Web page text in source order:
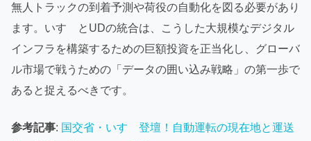
無人トラックの到着予測や荷役の自動化を図る必要があり
ます。いすゞとUDの統合は、こうした大規模なデジタル
インフラを構築するための巨額投資を正当化し、グローバ
ル市場で戦うための「データの囲い込み戦略」の第一歩で
あると捉えるべきです。
参考記事: 国交省・いすゞ登壇！自動運転の現在地と運送